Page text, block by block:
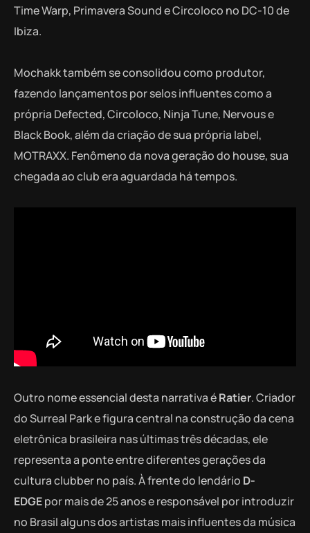
Time Warp, Primavera Sound e Circoloco no DC-10 de
Ibiza.
Mochakk também se consolidou como produtor,
fazendo lançamentos por selos influentes como a
própria Defected, Circoloco, Ninja Tune, Nervous e
Black Book, além da criação de sua própria label,
MOTRAXX. Fenômeno da nova geração do house, sua
chegada ao club era aguardada há tempos.
Outro nome essencial desta narrativa éRatier. Criador
do Surreal Park e figura central na construção da cena
eletrônica brasileira nas últimas três décadas, ele
representa a ponte entre diferentes gerações da
cultura clubber no país. À frente do lendário D-
EDGEpor mais de 25 anos e responsável por introduzir
no Brasil alguns dos artistas mais influentes da música